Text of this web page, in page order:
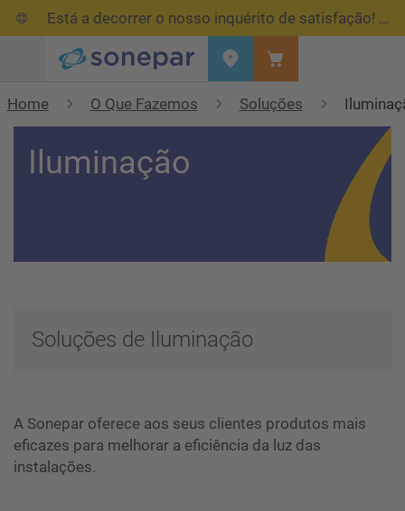
Está a decorrer o nosso inquérito de satisfação!
Home
O Que Fazemos Soluções
Iluminação
Soluções de Iluminação
A Sonepar oferece aos seus clientes produtos mais
eficazes para melhorar a eficiência da luz das
instalações.